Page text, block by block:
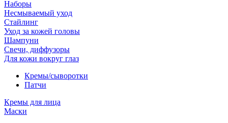
Наборы
Несмываемый уход
Стайлинг
Уход за кожей головы
Шампуни
Свечи, диффузоры
Для кожи вокруг глаз
Кремы/сыворотки
Патчи
Кремы для лица
Маски